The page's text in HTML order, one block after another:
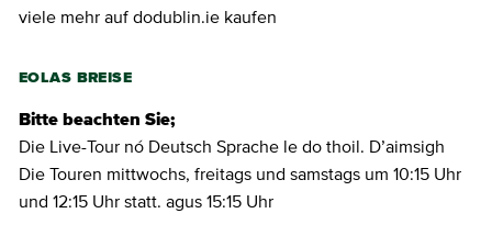
viele mehr auf dodublin.ie kaufen
EOLAS BREISE
Bitte beachten Sie;
Die Live-Tour nó Deutsch Sprache le do thoil. D’aimsigh
Die Touren mittwochs, freitags und samstags um 10:15 Uhr
und 12:15 Uhr statt. agus 15:15 Uhr